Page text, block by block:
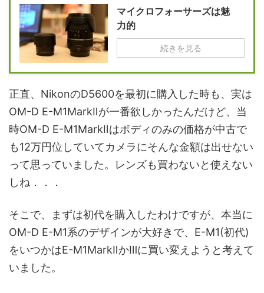
マイクロフォーサーズは魅
力的
続きを見る
正直、NikonのD5600を最初に購入した時も、実は
OM-D E-M1MarkⅡが一番欲しかったんだけど、当
時OM-D E-M1MarkⅡはボディのみの価格が中古で
も12万円位していてカメラにそんな金額は出せない
って思っていました。レンズも買わないと使えない
しね．．．
そこで、まずは初代を購入したわけですが、本当に
OM-D E-M1系のデザインが大好きで、E-M1(初代)
をいつかはE-M1MarkⅡかⅢに買い変えようと考えて
いました。